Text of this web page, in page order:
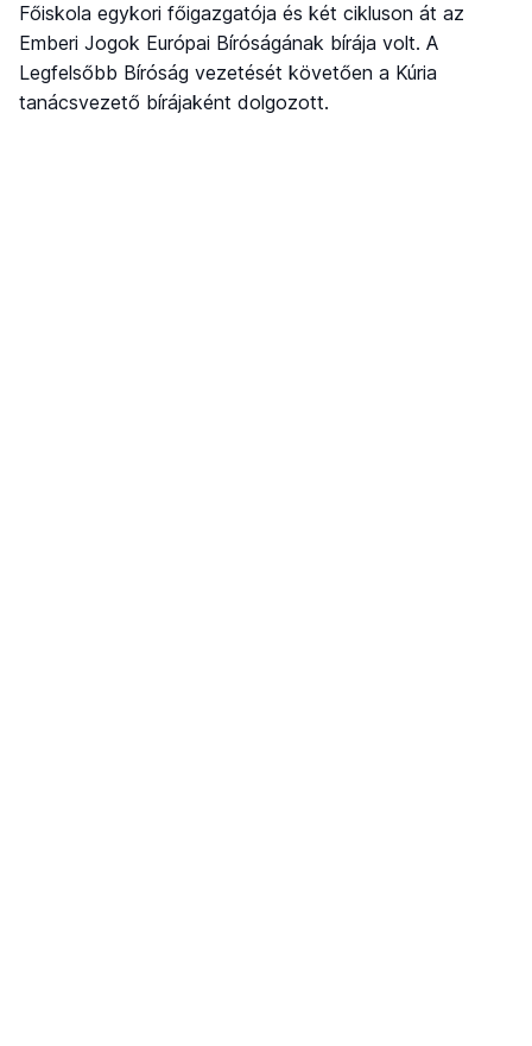
Főiskola egykori főigazgatója és két cikluson át az
Emberi Jogok Európai Bíróságának bírája volt. A
Legfelsőbb Bíróság vezetését követően a Kúria
tanácsvezető bírájaként dolgozott.